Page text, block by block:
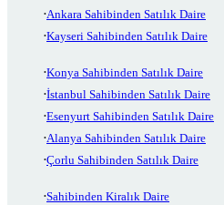
Ankara Sahibinden Satılık Daire
Kayseri Sahibinden Satılık Daire
Konya Sahibinden Satılık Daire
İstanbul Sahibinden Satılık Daire
Esenyurt Sahibinden Satılık Daire
Alanya Sahibinden Satılık Daire
Çorlu Sahibinden Satılık Daire
Sahibinden Kiralık Daire